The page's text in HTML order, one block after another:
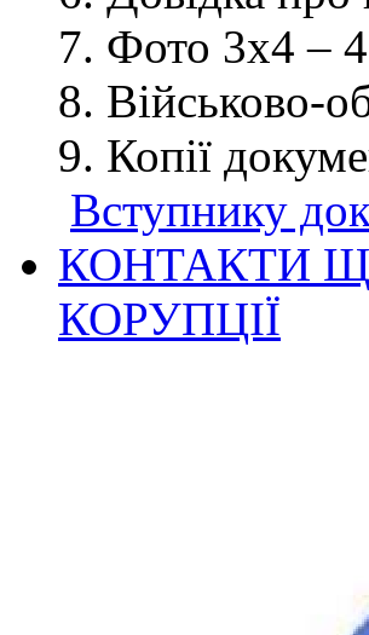
Фото 3х4 –
Військово-
Копії
Вступнику
КОНТАКТИ
КОРУПЦІЇ